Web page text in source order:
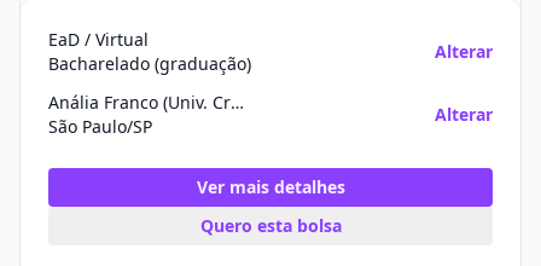
EaD / Virtual
Bacharelado (graduação)
Alterar
Anália Franco (Univ. Cruzeiro Do Sul)
São Paulo/SP
Alterar
Ver mais detalhes
Quero esta bolsa